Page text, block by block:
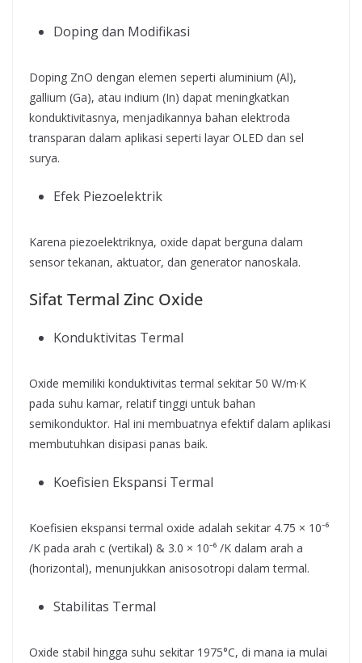
Doping dan Modifikasi
Doping ZnO dengan elemen seperti aluminium (Al),
gallium (Ga), atau indium (In) dapat meningkatkan
konduktivitasnya, menjadikannya bahan elektroda
transparan dalam aplikasi seperti layar OLED dan sel
surya.
Efek Piezoelektrik
Karena piezoelektriknya, oxide dapat berguna dalam
sensor tekanan, aktuator, dan generator nanoskala.
Sifat Termal Zinc Oxide
Konduktivitas Termal
Oxide memiliki konduktivitas termal sekitar 50 W/m·K
pada suhu kamar, relatif tinggi untuk bahan
semikonduktor. Hal ini membuatnya efektif dalam aplikasi
membutuhkan disipasi panas baik.
Koefisien Ekspansi Termal
Koefisien ekspansi termal oxide adalah sekitar 4.75 × 10⁻⁶
/K pada arah c (vertikal) & 3.0 × 10⁻⁶ /K dalam arah a
(horizontal), menunjukkan anisosotropi dalam termal.
Stabilitas Termal
Oxide stabil hingga suhu sekitar 1975°C, di mana ia mulai